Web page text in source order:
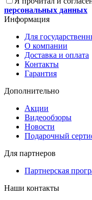
персональных данных
Информация
Для
О компании
Доставка и оплата
Контакты
Гарантия
Дополнительно
Акции
Видеообзоры
Новости
Подарочный
Для партнеров
Партнерская
Наши контакты